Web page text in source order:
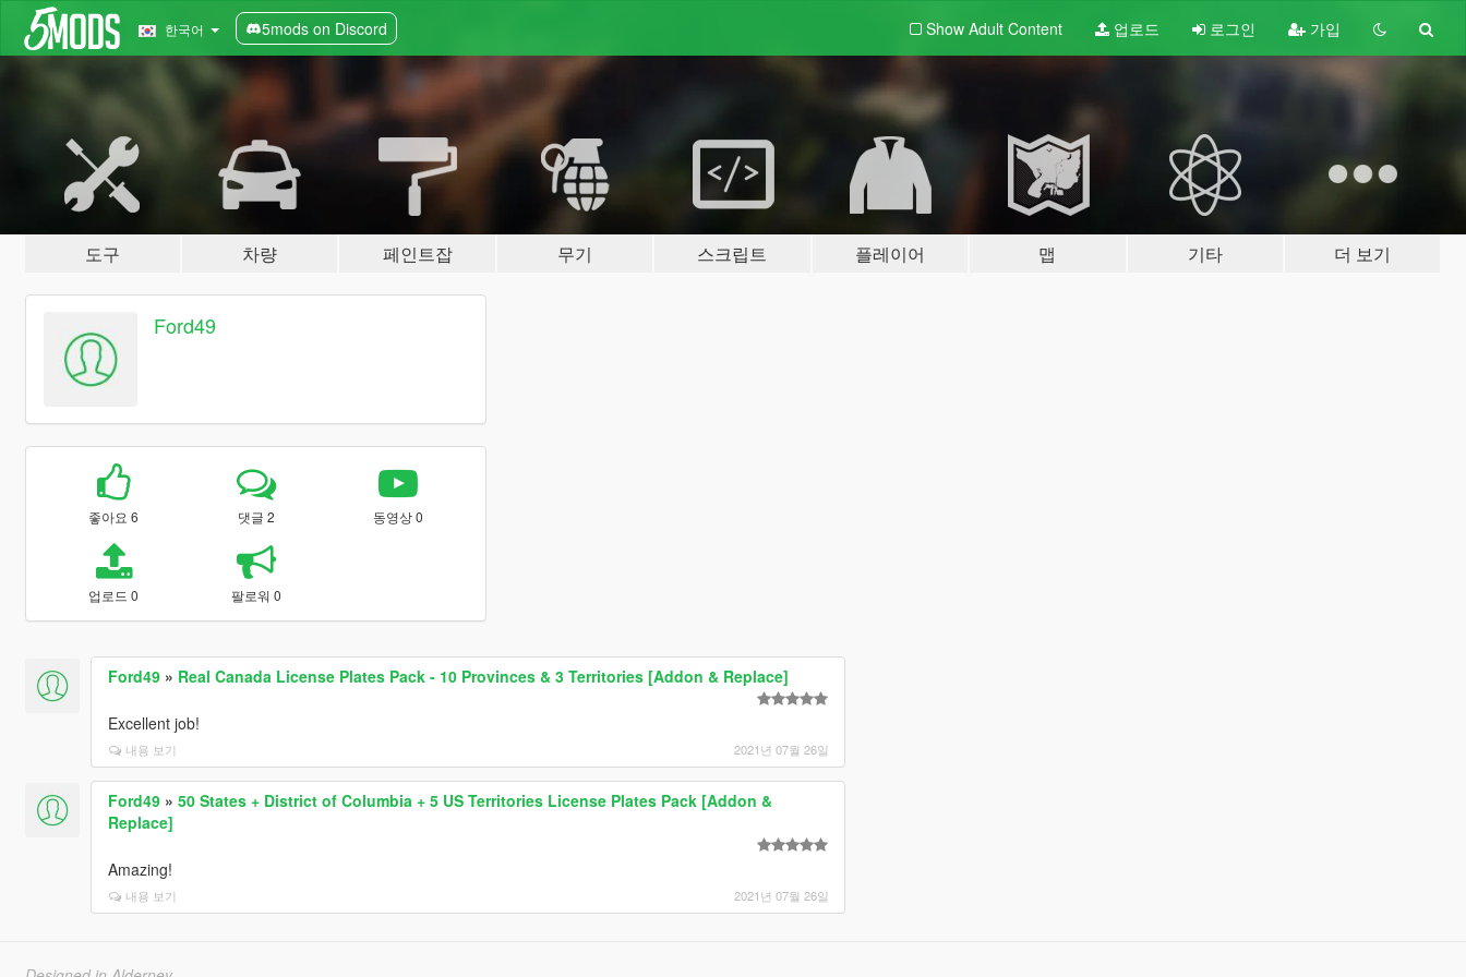
한국어 5mods on Discord Show Adult Content 업로드 로그인 가입
도구 차량 페인트잡 무기 스크립트 플레이어 맵 기타 더 보기
Ford49
좋아요 6 댓글 2 동영상 0
업로드 0 팔로워 0
Ford49» Real Canada License Plates Pack - 10 Provinces & 3 Territories [Addon & Replace]
Excellent job!
내용 보기 2021년 07월 26일
Ford49» 50 States + District of Columbia + 5 US Territories License Plates Pack [Addon &
Replace]
Amazing!
내용 보기 2021년 07월 26일